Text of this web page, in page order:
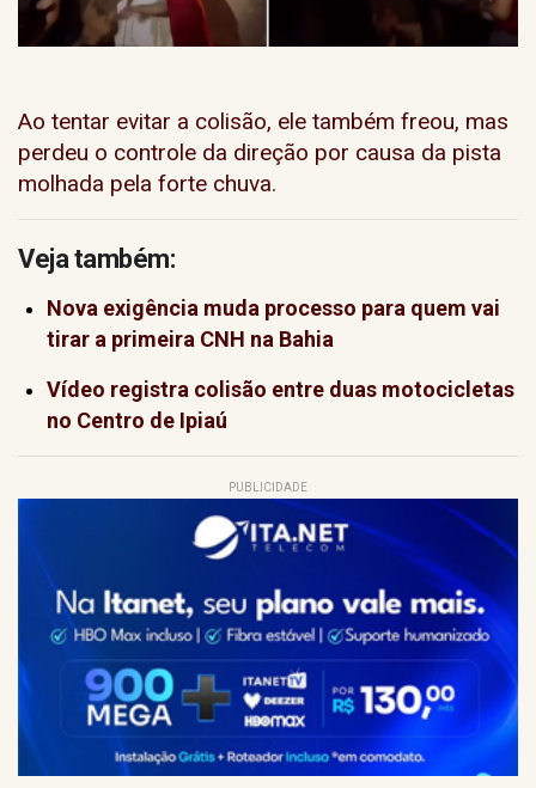
Ao tentar evitar a colisão, ele também freou, mas
perdeu o controle da direção por causa da pista
molhada pela forte chuva.
Veja também:
Nova exigência muda processo para quem vai
tirar a primeira CNH na Bahia
Vídeo registra colisão entre duas motocicletas
no Centro de Ipiaú
PUBLICIDADE